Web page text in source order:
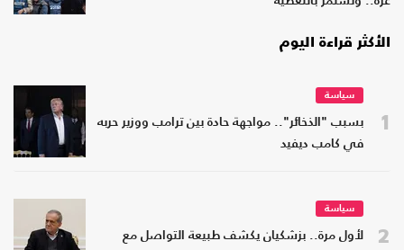
الأكثر قراءة اليوم
1
سياسة
بسبب "الذخائر".. مواجهة حادة بين ترامب ووزير حربه
في كامب ديفيد
2
سياسة
لأول مرة.. بزشكيان يكشف طبيعة التواصل مع